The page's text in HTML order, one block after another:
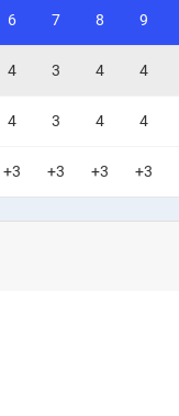
6 7 8 9
4 3 4 4
4 3 4 4
+3 +3 +3 +3